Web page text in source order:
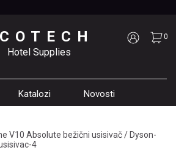
Katalozi Novosti
Hotel Supplies
0
V10 Absolute bežični usisivač/Dyson-
4